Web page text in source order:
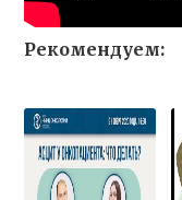
Рекомендуем: